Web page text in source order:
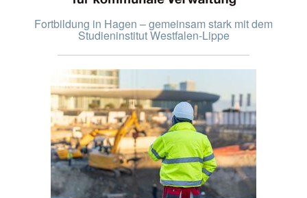
Fortbildung in Hagen – gemeinsam stark mit dem
Studieninstitut Westfalen-Lippe